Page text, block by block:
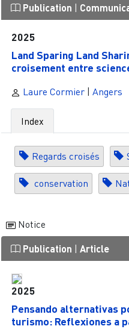
Publication
2025
Land Sparing Land
croisement entre
Laure Cormier| Angers
Index
Regards croisés
conservation
Notice
Publication Article
2025
Pensando alternativas
turismo: Reflexiones a